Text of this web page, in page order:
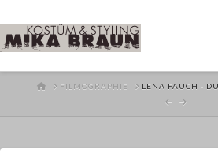
HOMEFILMOGRAPHIE LENA FAUCH -